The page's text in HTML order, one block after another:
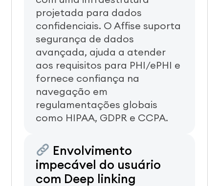
projetada para dados
confidenciais. O Affise suporta
segurança de dados
avançada, ajuda a atender
aos requisitos para PHI/ePHI e
fornece confiança na
navegação em
regulamentações globais
como HIPAA, GDPR e CCPA.
Envolvimento
impecável do usuário
com Deep linking